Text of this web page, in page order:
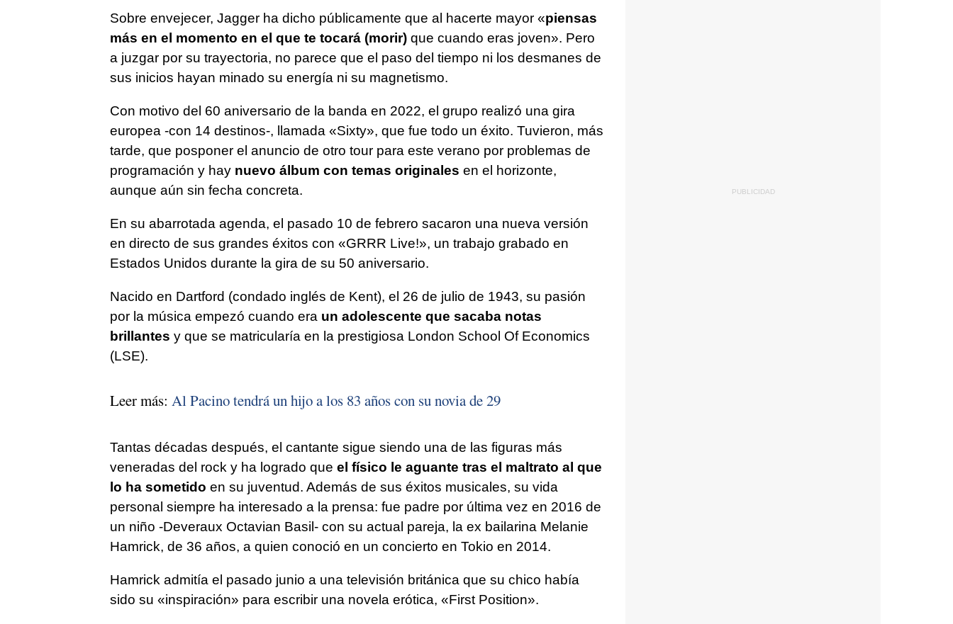
Sobre envejecer, Jagger ha dicho públicamente que al hacerte mayor «piensas
más en el momento en el que te tocará (morir)que cuando eras joven». Pero
a juzgar por su trayectoria, no parece que el paso del tiempo ni los desmanes de
sus inicios hayan minado su energía ni su magnetismo.
Con motivo del 60 aniversario de la banda en 2022, el grupo realizó una gira
europea -con 14 destinos-, llamada «Sixty», que fue todo un éxito. Tuvieron, más
tarde, que posponer el anuncio de otro tour para este verano por problemas de
programación y hay nuevo álbum con temas originales en el horizonte,
aunque aún sin fecha concreta.
En su abarrotada agenda, el pasado 10 de febrero sacaron una nueva versión
en directo de sus grandes éxitos con «GRRR Live!», un trabajo grabado en
Estados Unidos durante la gira de su 50 aniversario.
Nacido en Dartford (condado inglés de Kent), el 26 de julio de 1943, su pasión
por la música empezó cuando era un adolescente que sacaba notas
brillantes y que se matricularía en la prestigiosa London School Of Economics
(LSE).
Leer más: Al Pacino tendrá un hijo a los 83 años con su novia de 29
Tantas décadas después, el cantante sigue siendo una de las figuras más
veneradas del rock y ha logrado que el físico le aguante tras el maltrato al que
lo ha sometido en su juventud. Además de sus éxitos musicales, su vida
personal siempre ha interesado a la prensa: fue padre por última vez en 2016 de
un niño -Deveraux Octavian Basil- con su actual pareja, la ex bailarina Melanie
Hamrick, de 36 años, a quien conoció en un concierto en Tokio en 2014.
Hamrick admitía el pasado junio a una televisión británica que su chico había
sido su «inspiración» para escribir una novela erótica, «First Position».